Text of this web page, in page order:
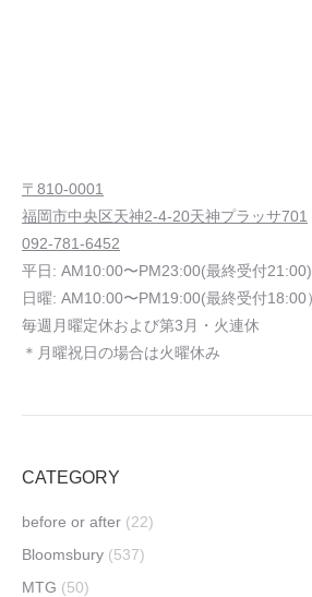
〒810-0001
福岡市中央区天神2-4-20天神プラッサ701
092-781-6452
平日: AM10:00〜PM23:00(最終受付21:00)
日曜: AM10:00〜PM19:00(最終受付18:00）
毎週月曜定休および第3月・火連休
＊月曜祝日の場合は火曜休み
CATEGORY
before or after (22)
Bloomsbury (537)
MTG (50)